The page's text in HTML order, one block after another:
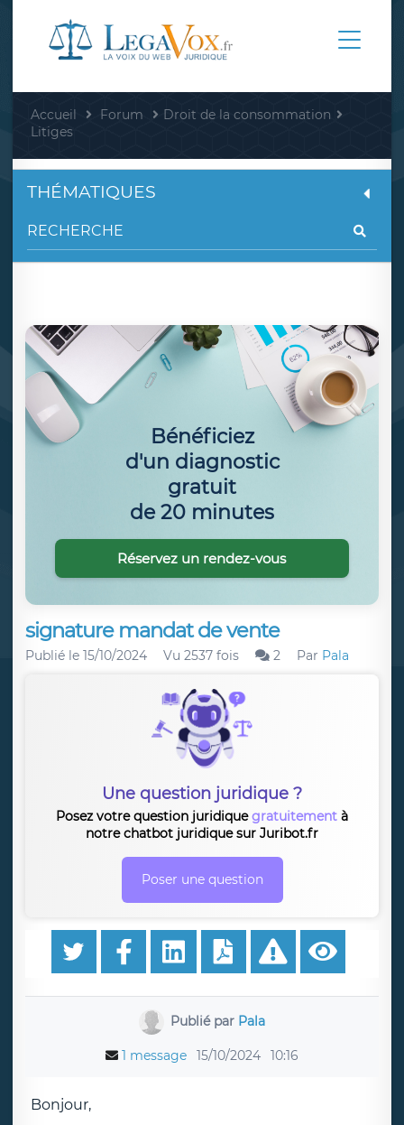
Accueil Forum
Droit de la consommation
Litiges
signature mandat de vente
Publié le 15/10/2024 Vu 2537 fois 2 Par Pala
Une question juridique ?
Posez votre question juridiquegratuitement à
notre chatbot juridique sur Juribot.fr
Poser une question
Publié par Pala
1 message 15/10/2024 10:16
Bonjour,
THÉMATIQUES
Bénéficiez
d'un diagnostic
gratuit
de 20 minutes
Réservez un rendez-vous